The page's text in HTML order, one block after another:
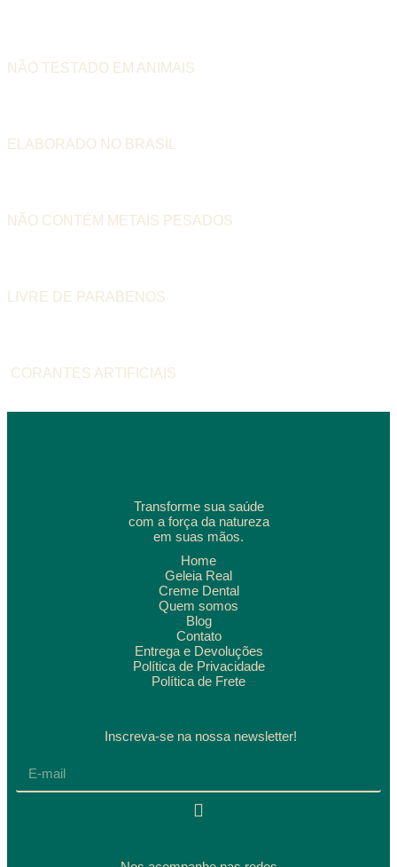
NÃO TESTADO EM ANIMAIS
ELABORADO NO BRASIL
NÃO CONTÉM METAIS PESADOS
LIVRE DE PARABENOS
CORANTES ARTIFICIAIS
Transforme sua saúde
com a força da natureza
em suas mãos.
Home
Geleia Real
Creme Dental
Quem somos
Blog
Contato
Entrega e Devoluções
Política de Privacidade
Política de Frete
Inscreva-se na nossa newsletter!